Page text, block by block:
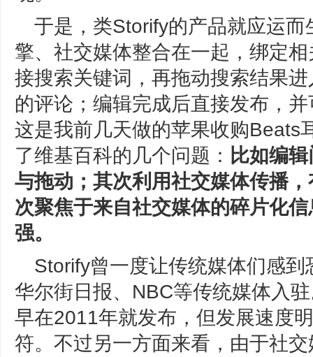
于是，类Storify的产品就应运
擎、社交媒体整合在一起，绑定
接搜索关键词，再拖动搜索结果
的评论；编辑完成后直接发布，
这是我前几天做的苹果收购Beats
了维基百科的几个问题： 比如编
与拖动；其次利用社交媒体传播
次聚焦于来自社交媒体的碎片化
强。
Storify曾一度让传统媒体们感
华尔街日报、NBC等传统媒体入
早在2011年就发布，但发展速度
符。不过另一方面来看，由于社